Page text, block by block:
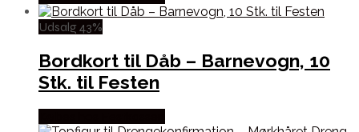
Udsalg 43%
Bordkort til Dåb – Barnevogn, 10
Stk. til Festen